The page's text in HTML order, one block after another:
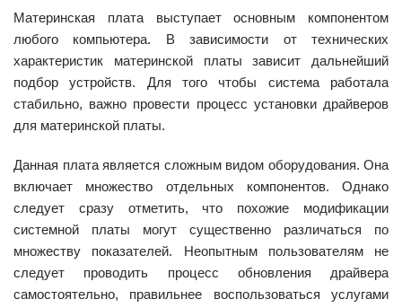
Материнская плата выступает основным компонентом
любого компьютера. В зависимости от технических
характеристик материнской платы зависит дальнейший
подбор устройств. Для того чтобы система работала
стабильно, важно провести процесс установки драйверов
для материнской платы.
Данная плата является сложным видом оборудования. Она
включает множество отдельных компонентов. Однако
следует сразу отметить, что похожие модификации
системной платы могут существенно различаться по
множеству показателей. Неопытным пользователям не
следует проводить процесс обновления драйвера
самостоятельно, правильнее воспользоваться услугами